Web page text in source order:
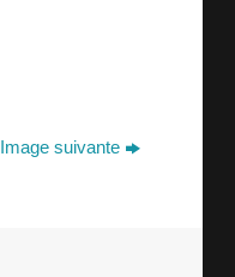
Image suivante